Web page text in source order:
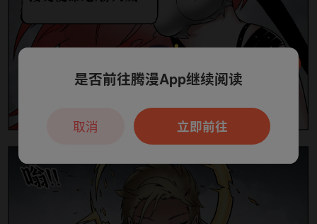
本章节仅支持App阅读，可打开App新用
户7天免费看
是否前往腾漫App继续阅读
立即前往
取消